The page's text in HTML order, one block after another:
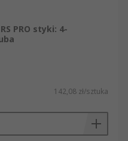
mogą być
ilości energii
jest w
te są
wysokim
PRO styki: 4-
142,08 zł/sztuka